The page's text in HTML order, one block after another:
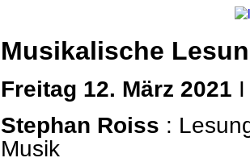
Musikalische
Freitag 12. März 2021
Stephan Roiss :
Musik